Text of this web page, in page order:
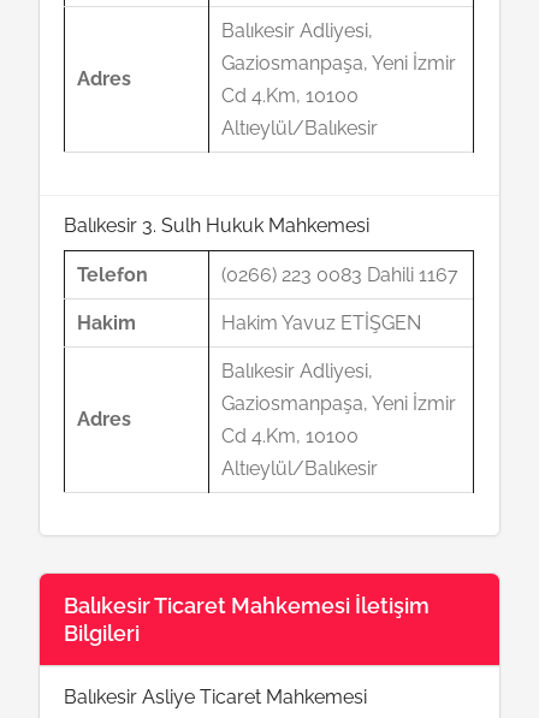
Adres
Balıkesir Adliyesi,
Gaziosmanpaşa, Yeni İzmir
Cd 4.Km, 10100
Altıeylül/Balıkesir
Balıkesir 3. Sulh Hukuk Mahkemesi
Telefon (0266) 223 0083 Dahili 1167
Hakim Hakim Yavuz ETİŞGEN
Adres
Balıkesir Adliyesi,
Gaziosmanpaşa, Yeni İzmir
Cd 4.Km, 10100
Altıeylül/Balıkesir
Balıkesir Ticaret Mahkemesi İletişim
Bilgileri
Balıkesir Asliye Ticaret Mahkemesi